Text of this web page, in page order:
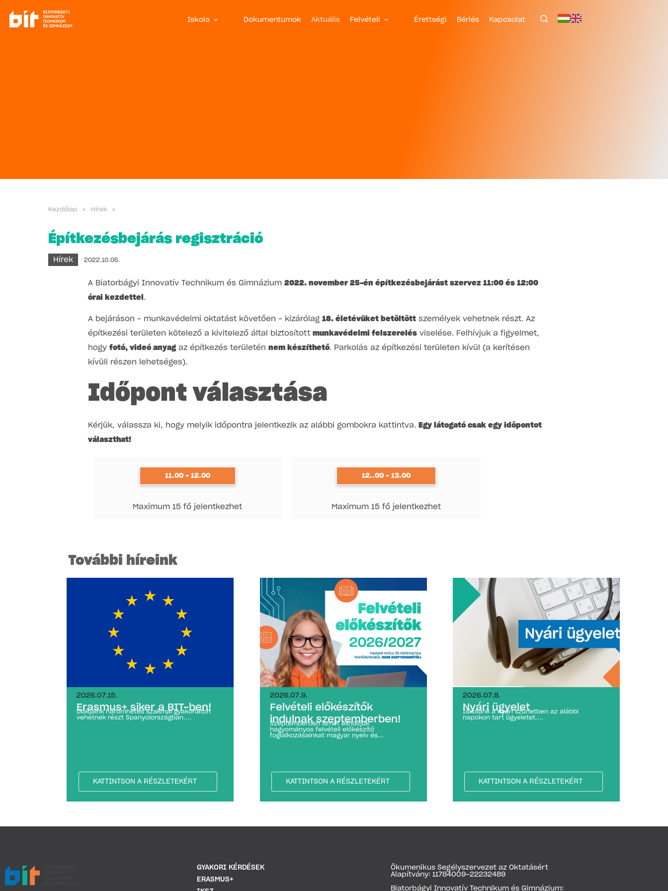
Iskola Dokumentumok Aktuális Felvételi Érettségi Bérlés Kapcsolat
Kezdőlap » Hírek »
Építkezésbejárás regisztráció
Hírek 2022.10.05.
A Biatorbágyi Innovatív Technikum és Gimnázium 2022. november 25-én építkezésbejárást szervez 11:00 és 12:00
órai kezdettel .
A bejáráson – munkavédelmi oktatást követően – kizárólag 18. életévüket betöltött személyek vehetnek részt. Az
építkezési területen kötelező a kivitelező által biztosított munkavédelmi felszerelés viselése. Felhívjuk a figyelmet,
hogy fotó, videó anyagaz építkezés területén nem készíthető. Parkolás az építkezési területen kívül (a kerítésen
kívüli részen lehetséges).
Időpont választása
Kérjük, válassza ki, hogy melyik időpontra jelentkezik az alábbi gombokra kattintva. Egy látogató csak egy időpontot
választhat!
11.00 - 12.00
Maximum 15 fő jelentkezhet
12..00 - 13.00
Maximum 15 fő jelentkezhet
További híreink
2026.07.15.
Erasmus+ siker a BIT-ben!
Diákjaink háromhetes szakmai gyakorlaton
vehetnek részt Spanyolországban....
KATTINTSON A RÉSZLETEKÉRT
2026.07.9.
Felvételi előkészítők
indulnak szeptemberben!
Szeptemberben ismét elindítjuk
hagyományos felvételi előkészítő
foglalkozásainkat magyar nyelv és...
KATTINTSON A RÉSZLETEKÉRT
2026.07.8.
Nyári ügyelet
Iskolánk a nyári szünetben az alábbi
napokon tart ügyeletet....
KATTINTSON A RÉSZLETEKÉRT
GYAKORI KÉRDÉSEK
ERASMUS+
Ökumenikus Segélyszervezet az Oktatásért
Alapítvány: 11784009-22232489
Biatorbágyi Innovatív Technikum és Gimnázium: